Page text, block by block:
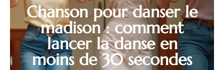
Chanson pour danser le
madison : comment
lancer la danse en
moins de 30 secondes